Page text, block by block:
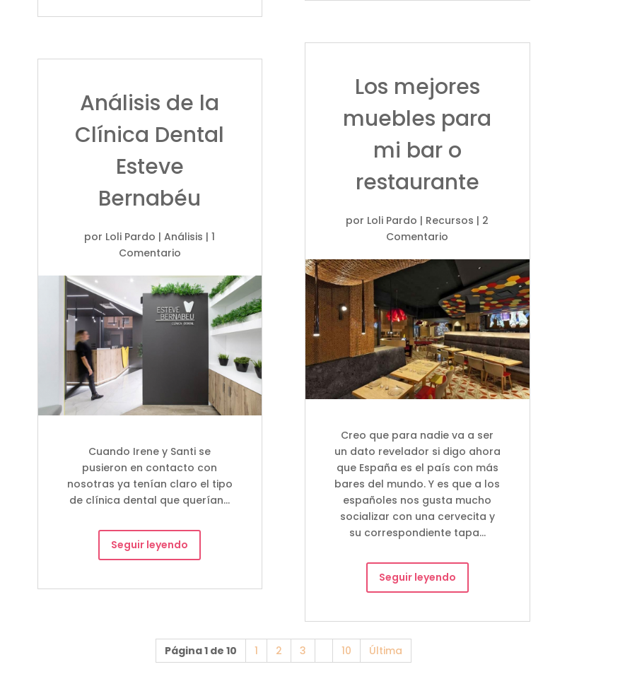
Análisis de la
Clínica Dental
Esteve
Bernabéu
por Loli Pardo |Análisis | 1
Comentario
Cuando Irene y Santi se
pusieron en contacto con
nosotras ya tenían claro el tipo
de clínica dental que querían…
Seguir leyendo
Los mejores
muebles para
mi bar o
restaurante
por Loli Pardo | Recursos | 2
Comentario
Creo que para nadie va a ser
un dato revelador si digo ahora
que España es el país con más
bares del mundo. Y es que a los
españoles nos gusta mucho
socializar con una cervecita y
su correspondiente tapa…
Seguir leyendo
Página 1 de 10 1 2 3 10 Última